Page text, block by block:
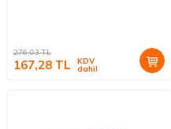
276,03TL
167,28 TL KDV
dahil